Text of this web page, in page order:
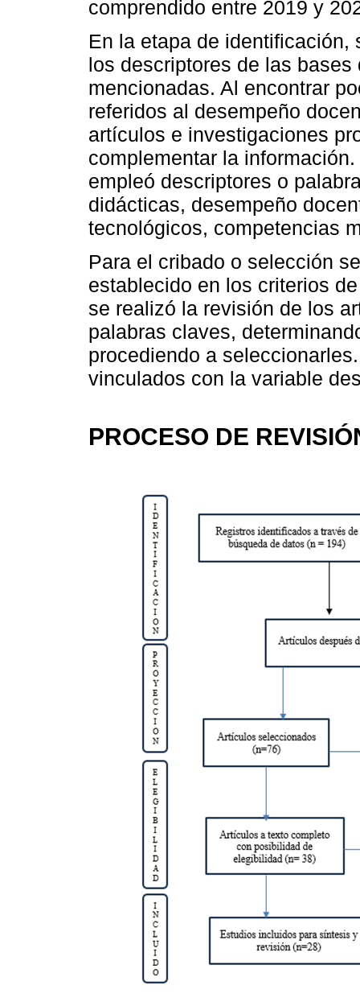
comprendido entre 2019 y
En la etapa de identificación,
los descriptores de las
mencionadas. Al encontrar
referidos al desempeño
artículos e investigaciones
complementar la
empleó descriptores o
didácticas, desempeño
tecnológicos, competencias
Para el cribado o selección
establecido en los criterios
se realizó la revisión de los
palabras claves,
procediendo a
vinculados con la variable
PROCESO DE